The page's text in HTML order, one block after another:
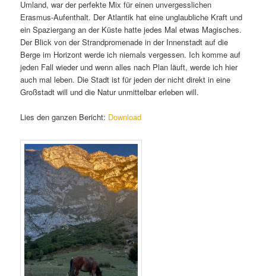
Umland, war der perfekte Mix für einen unvergesslichen
Erasmus-Aufenthalt. Der Atlantik hat eine unglaubliche Kraft und
ein Spaziergang an der Küste hatte jedes Mal etwas Magisches.
Der Blick von der Strandpromenade in der Innenstadt auf die
Berge im Horizont werde ich niemals vergessen. Ich komme auf
jeden Fall wieder und wenn alles nach Plan läuft, werde ich hier
auch mal leben. Die Stadt ist für jeden der nicht direkt in eine
Großstadt will und die Natur unmittelbar erleben will.
Lies den ganzen Bericht: Download